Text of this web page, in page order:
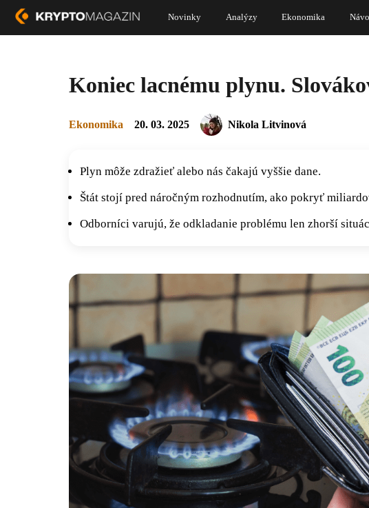
Novinky Analýzy Ekonomika
Koniec lacnému plynu.
Ekonomika 20. 03. 2025 Nikola Litvinová
Plyn môže zdražieť alebo nás čakajú vyššie dane.
Štát stojí pred náročným rozhodnutím, ako pokryť
Odborníci varujú, že odkladanie problému len zhorší